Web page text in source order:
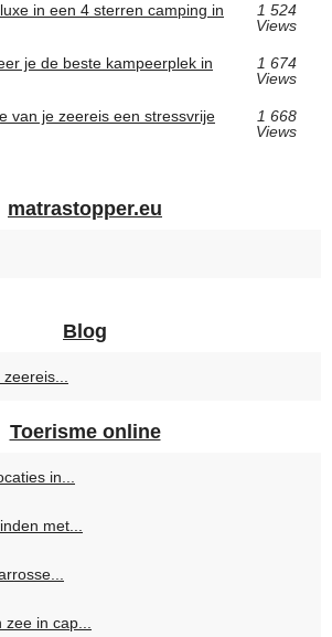
in een 4 sterren camping in
1 524
Views
je de beste kampeerplek in
1 674
Views
van je zeereis een stressvrije
1 668
Views
matrastopper.eu
Blog
zeereis...
Toerisme online
in...
met...
zee in cap...